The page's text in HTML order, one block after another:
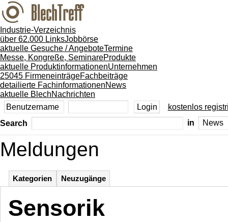
Industrie-Verzeichnis
über 62.000 LinksJobbörse
aktuelle Gesuche / AngeboteTermine
Messe, Kongreße, SeminareProdukte
aktuelle ProduktinformationenUnternehmen
25045 FirmeneinträgeFachbeiträge
detailierte FachinformationenNews
aktuelle BlechNachrichten
kostenlos
Search
in
Meldungen
Kategorien Neuzugänge
Sensorik